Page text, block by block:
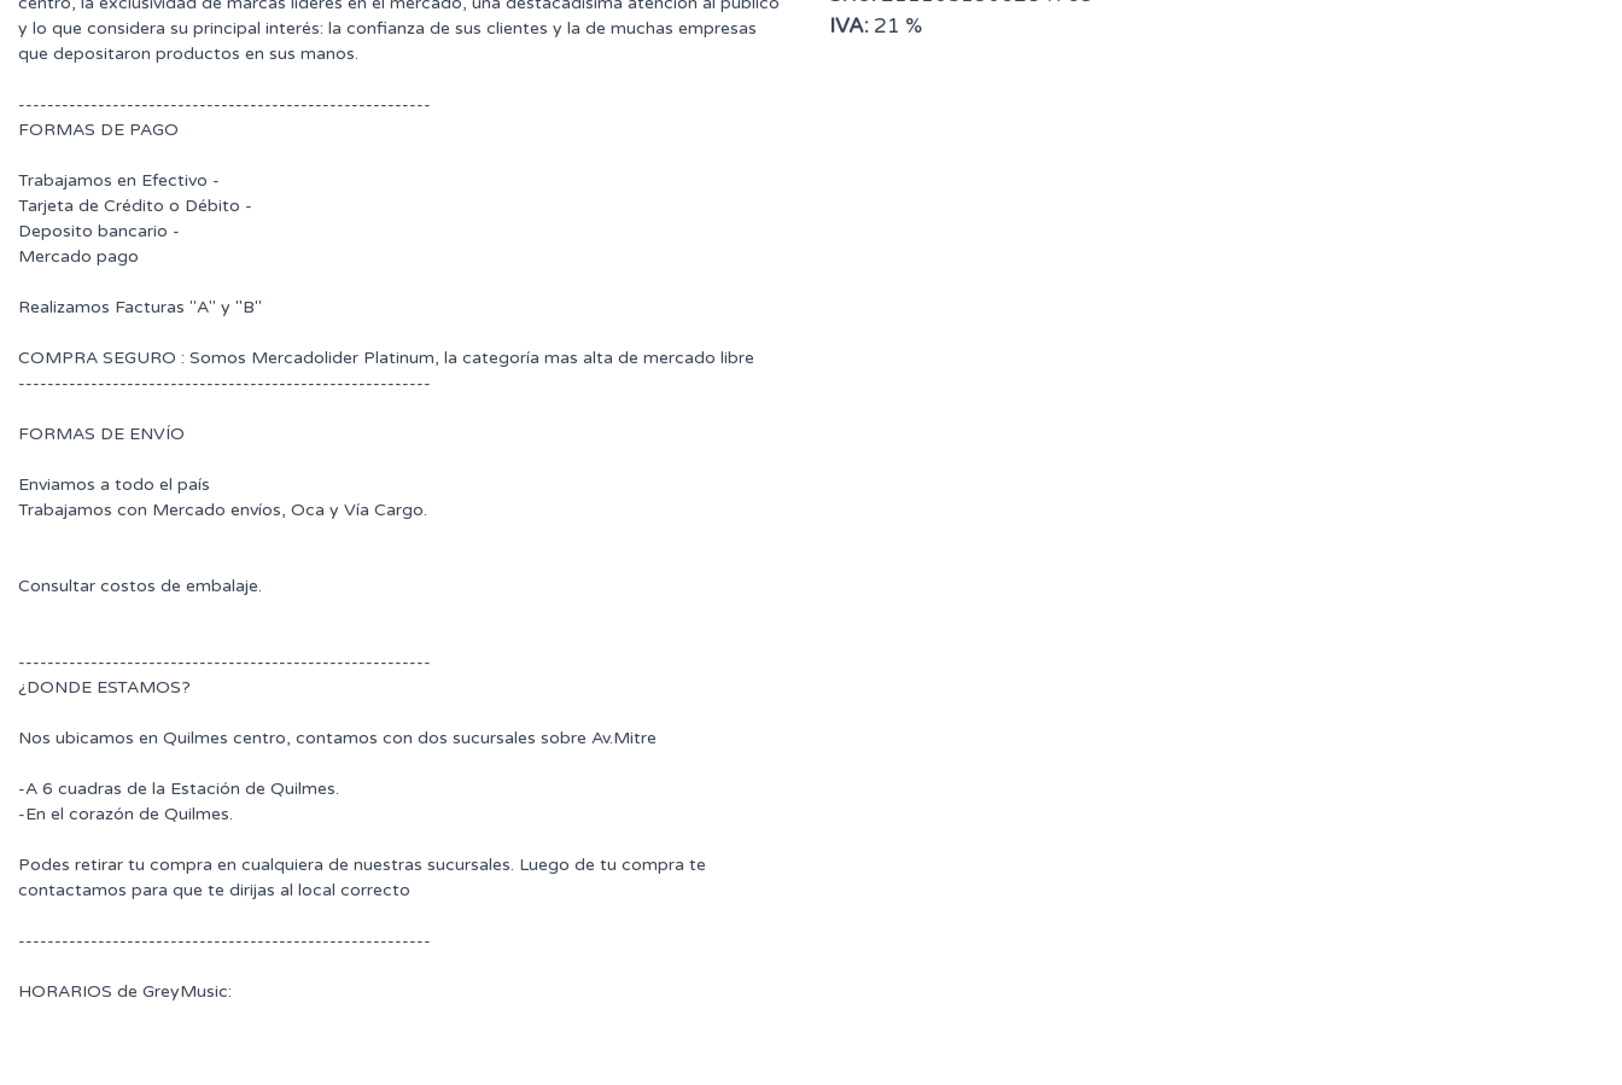
y lo que considera su principal interés: la confianza de sus clientes y la de muchas empresas
que depositaron productos en sus manos.
---------------------------------------------------------
FORMAS DE PAGO
Trabajamos en Efectivo -
Tarjeta de Crédito o Débito -
Deposito bancario -
Mercado pago
Realizamos Facturas "A" y "B"
COMPRA SEGURO : Somos Mercadolider Platinum, la categoría mas alta de mercado libre
---------------------------------------------------------
FORMAS DE ENVÍO
Enviamos a todo el país
Trabajamos con Mercado envíos, Oca y Vía Cargo.
Consultar costos de embalaje.
---------------------------------------------------------
¿DONDE ESTAMOS?
Nos ubicamos en Quilmes centro, contamos con dos sucursales sobre Av.Mitre
-A 6 cuadras de la Estación de Quilmes.
-En el corazón de Quilmes.
Podes retirar tu compra en cualquiera de nuestras sucursales. Luego de tu compra te
contactamos para que te dirijas al local correcto
---------------------------------------------------------
HORARIOS de GreyMusic:
IVA: 21 %